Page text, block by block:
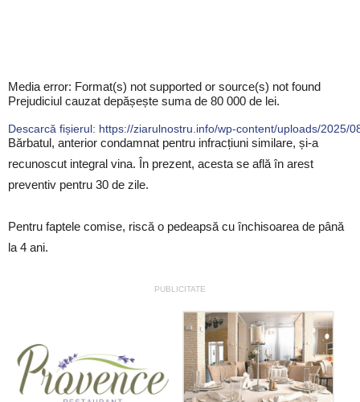
Media error: Format(s) not supported or source(s) not found
Descarcă fișierul: https://ziarulnostru.info/wp-content/uploads/2025/
00:00
Prejudiciul cauzat depășește suma de 80 000 de lei.
Bărbatul, anterior condamnat pentru infracțiuni similare, și-a
recunoscut integral vina. În prezent, acesta se află în arest
preventiv pentru 30 de zile.
Pentru faptele comise, riscă o pedeapsă cu închisoarea de până
la 4 ani.
PUBLICITATE